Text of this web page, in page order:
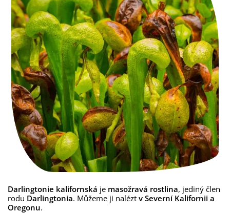
Darlingtonie kalifornská je masožravá rostlina, jediný člen
rodu Darlingtonia. Můžeme ji nalézt v Severní Kalifornii a
Oregonu.